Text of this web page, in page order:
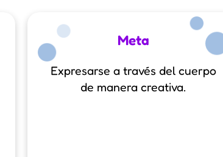
Meta
Expresarse a través del cuerpo
de manera creativa.